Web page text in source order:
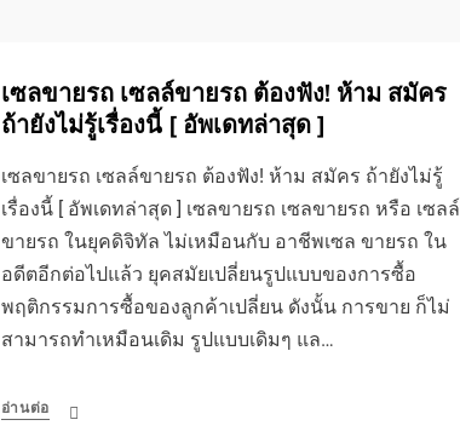
เซลขายรถ เซลล์ขายรถ ต้องฟัง! ห้าม สมัคร
ถ้ายังไม่รู้เรื่องนี้ [ อัพเดทล่าสุด ]
เซลขายรถ เซลล์ขายรถ ต้องฟัง! ห้าม สมัคร ถ้ายังไม่รู้
เรื่องนี้ [ อัพเดทล่าสุด ] เซลขายรถ เซลขายรถ หรือ เซลล์
ขายรถ ในยุคดิจิทัล ไม่เหมือนกับ อาชีพเซล ขายรถ ใน
อดีตอีกต่อไปแล้ว ยุคสมัยเปลี่ยนรูปแบบของการซื้อ
พฤติกรรมการซื้อของลูกค้าเปลี่ยน ดังนั้น การขาย ก็ไม่
สามารถทำเหมือนเดิม รูปแบบเดิมๆ แล…
อ่านต่อ